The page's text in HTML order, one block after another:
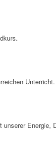
Unterricht.
Energie,